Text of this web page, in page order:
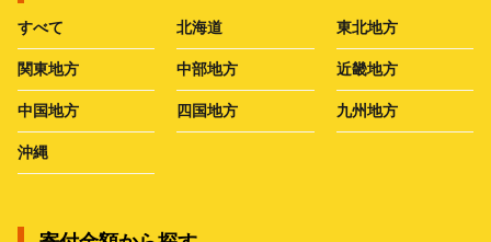
すべて 北海道 東北地方
関東地方 中部地方 近畿地方
中国地方 四国地方 九州地方
沖縄